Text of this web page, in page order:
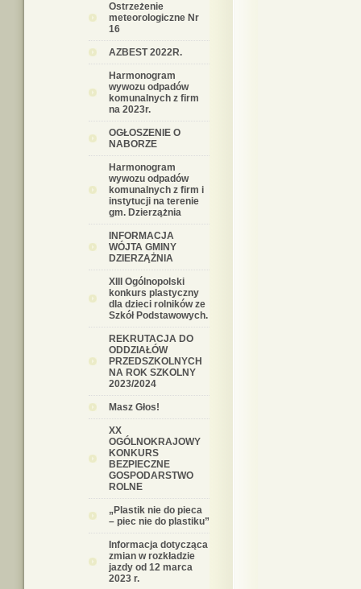
Ostrzeżenie
meteorologiczne Nr
16
AZBEST 2022R.
Harmonogram
wywozu odpadów
komunalnych z firm
na 2023r.
OGŁOSZENIE O
NABORZE
Harmonogram
wywozu odpadów
komunalnych z firm i
instytucji na terenie
gm. Dzierzążnia
INFORMACJA
WÓJTA GMINY
DZIERZĄŻNIA
XIII Ogólnopolski
konkurs plastyczny
dla dzieci rolników ze
Szkół Podstawowych.
REKRUTACJA DO
ODDZIAŁÓW
PRZEDSZKOLNYCH
NA ROK SZKOLNY
2023/2024
Masz Głos!
XX
OGÓLNOKRAJOWY
KONKURS
BEZPIECZNE
GOSPODARSTWO
ROLNE
„Plastik nie do pieca
– piec nie do plastiku”
Informacja dotycząca
zmian w rozkładzie
jazdy od 12 marca
2023 r.